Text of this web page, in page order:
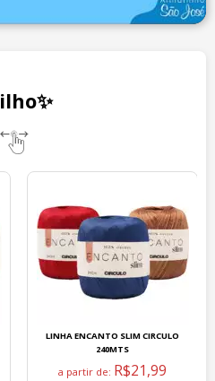
LINHA ENCANTO SLIM CIRCULO
240MTS
a partir de: R$21,99